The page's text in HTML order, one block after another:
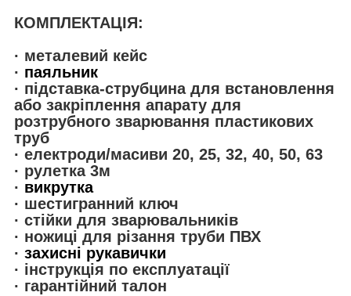
КОМПЛЕКТАЦІЯ:
· металевий кейс
· паяльник
· підставка-струбцина для встановлення
або закріплення апарату для
розтрубного зварювання пластикових
труб
· електроди/масиви 20, 25, 32, 40, 50, 63
· рулетка 3м
· викрутка
· шестигранний ключ
· стійки для зварювальників
· ножиці для різання труби ПВХ
· захисні рукавички
· інструкція по експлуатації
· гарантійний талон